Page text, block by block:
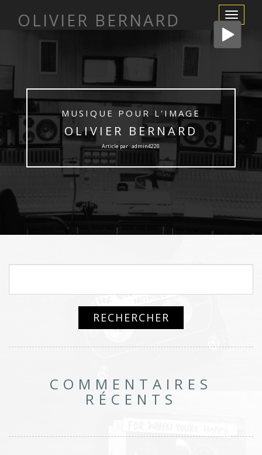
Afficher/
la
navigation
OLIVIER BERNARD
MUSIQUE POUR L'IMAGE
OLIVIER BERNARD
Article par : admin4220
COMMENTAIRES
RÉCENTS